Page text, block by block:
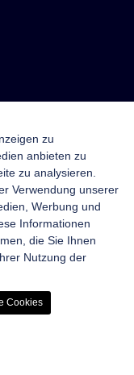
zu
anbieten zu
zu analysieren.
Verwendung unserer
Werbung und
Informationen
die Sie Ihnen
Nutzung der
Cookies